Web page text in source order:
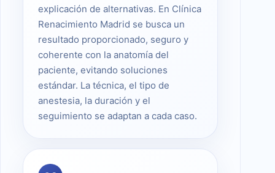
explicación de alternativas. En Clínica
Renacimiento Madrid se busca un
resultado proporcionado, seguro y
coherente con la anatomía del
paciente, evitando soluciones
estándar. La técnica, el tipo de
anestesia, la duración y el
seguimiento se adaptan a cada caso.